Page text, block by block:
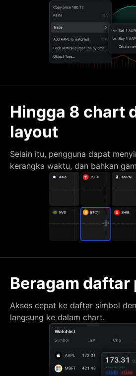
Hingga 8 chart
layout
Selain itu, pengguna dapat
kerangka waktu, dan bahkan
Beragam daftar
Akses cepat ke daftar simbol
langsung ke dalam chart.